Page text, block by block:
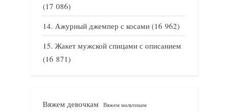
(17 086)
Ажурный джемпер с косами (16 962)
Жакет мужской спицами с описанием
(16 871)
Вяжем девочкам Вяжем мальчикам